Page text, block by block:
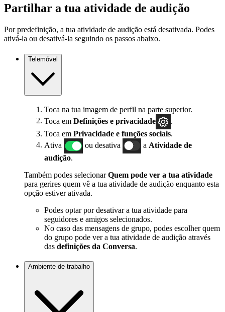
Partilhar a tua atividade de audição
Por predefinição, a tua atividade de audição está desativada. Podes
ativá-la ou desativá-la seguindo os passos abaixo.
Telemóvel
Toca na tua imagem de perfil na parte superior.
Toca em Definições e privacidade
Toca em Privacidade e funções sociais.
Ativa
ou desativa a Atividade de
audição.
Também podes selecionarQuem pode ver a tua atividade
para gerires quem vê a tua atividade de audição enquanto esta
opção estiver ativada.
Podes optar por desativar a tua atividade para
seguidores e amigos selecionados.
No caso das mensagens de grupo, podes escolher quem
do grupo pode ver a tua atividade de audição através
das definições da Conversa.
Ambiente de trabalho